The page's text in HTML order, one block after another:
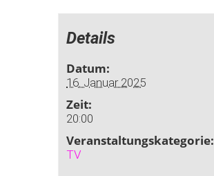
Details
Datum:
16. Januar 2025
Zeit:
20:00
Veranstaltungskategorie:
TV